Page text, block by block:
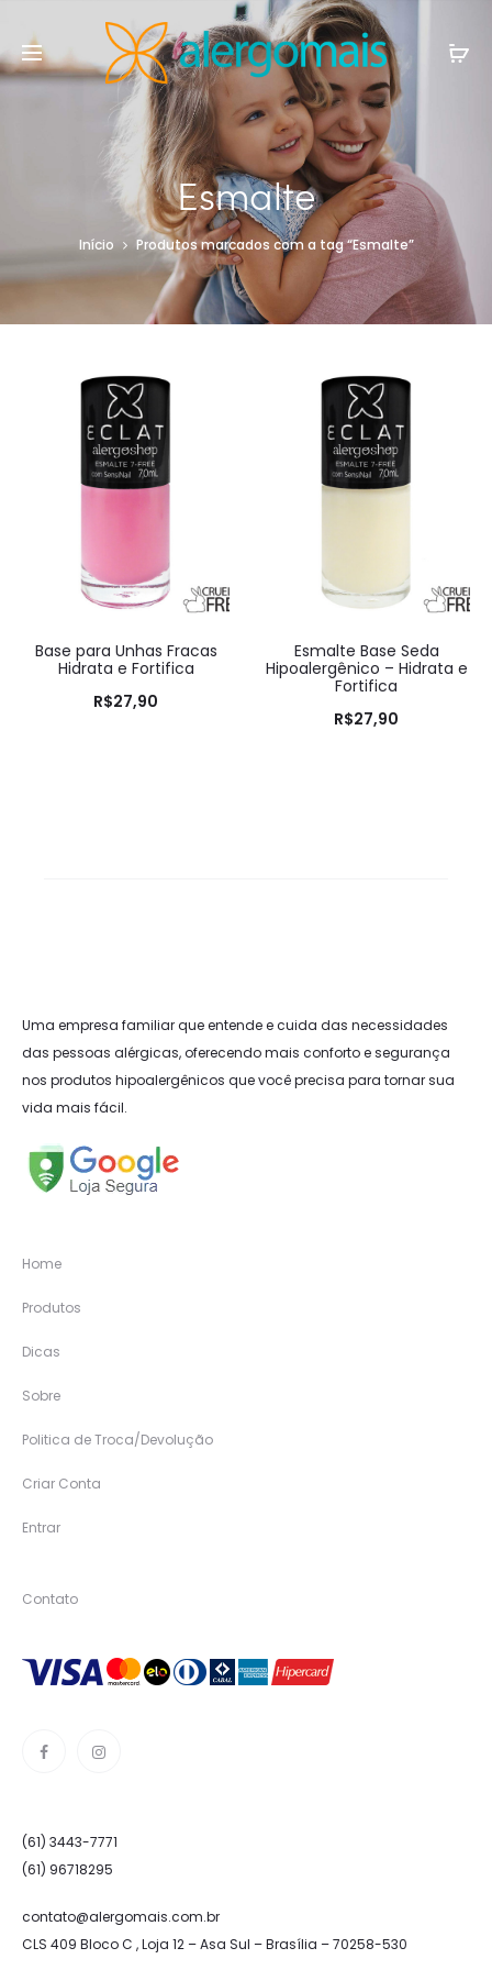
Esmalte
Início Produtos marcados com a tag “Esmalte”
Base para Unhas Fracas
Hidrata e Fortifica
R$27,90
Esmalte Base Seda
Hipoalergênico – Hidrata e
Fortifica
R$27,90
Uma empresa familiar que entende e cuida das necessidades
das pessoas alérgicas, oferecendo mais conforto e segurança
nos produtos hipoalergênicos que você precisa para tornar sua
vida mais fácil.
Home
Produtos
Dicas
Sobre
Politica de Troca/Devolução
Criar Conta
Entrar
Contato
(61) 3443-7771
(61) 96718295
contato@alergomais.com.br
CLS 409 Bloco C , Loja 12 – Asa Sul – Brasília – 70258-530